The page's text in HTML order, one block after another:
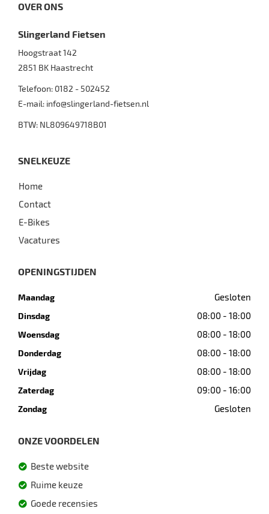
OVER ONS
Slingerland Fietsen
Hoogstraat 142
2851 BK Haastrecht
Telefoon: 0182 - 502452
E-mail: info@slingerland-fietsen.nl
BTW: NL809649718B01
SNELKEUZE
Home
Contact
E-Bikes
Vacatures
OPENINGSTIJDEN
Maandag Gesloten
Dinsdag 08:00 - 18:00
Woensdag 08:00 - 18:00
Donderdag 08:00 - 18:00
Vrijdag 08:00 - 18:00
Zaterdag 09:00 - 16:00
Zondag Gesloten
ONZE VOORDELEN
Beste website
Ruime keuze
Goede recensies